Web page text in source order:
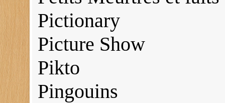
Pictionary
Picture Show
Pikto
Pingouins